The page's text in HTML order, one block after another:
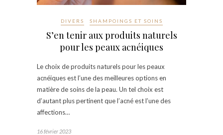
DIVERS SHAMPOINGS ET SOINS
S’en tenir aux produits naturels
pour les peaux acnéiques
Le choix de produits naturels pour les peaux
acnéiques est l’une des meilleures options en
matière de soins de la peau. Un tel choix est
d’autant plus pertinent que l’acné est l’une des
affections…
16 février 2023